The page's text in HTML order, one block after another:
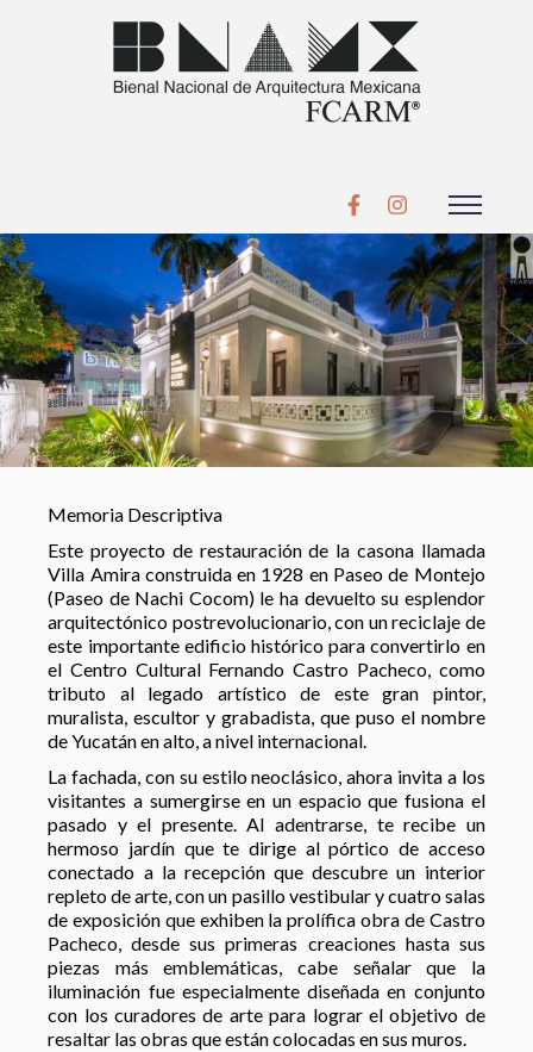
Memoria Descriptiva
Este proyecto de restauración de la casona llamada
Villa Amira construida en 1928 en Paseo de Montejo
(Paseo de Nachi Cocom) le ha devuelto su esplendor
arquitectónico postrevolucionario, con un reciclaje de
este importante edificio histórico para convertirlo en
el Centro Cultural Fernando Castro Pacheco, como
tributo al legado artístico de este gran pintor,
muralista, escultor y grabadista, que puso el nombre
de Yucatán en alto, a nivel internacional.
La fachada, con su estilo neoclásico, ahora invita a los
visitantes a sumergirse en un espacio que fusiona el
pasado y el presente. Al adentrarse, te recibe un
hermoso jardín que te dirige al pórtico de acceso
conectado a la recepción que descubre un interior
repleto de arte, con un pasillo vestibular y cuatro salas
de exposición que exhiben la prolífica obra de Castro
Pacheco, desde sus primeras creaciones hasta sus
piezas más emblemáticas, cabe señalar que la
iluminación fue especialmente diseñada en conjunto
con los curadores de arte para lograr el objetivo de
resaltar las obras que están colocadas en sus muros.